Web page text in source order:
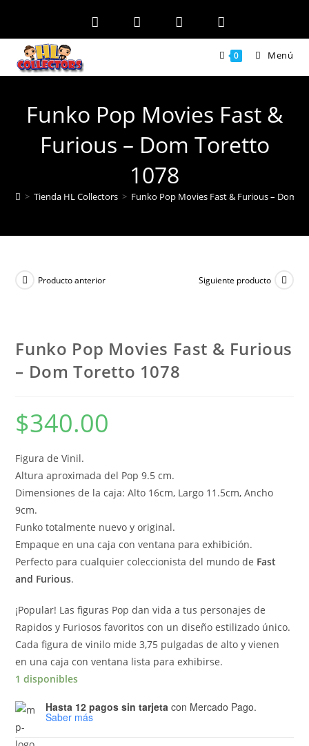
contenido
0 Menú
Funko Pop Movies Fast &
Furious – Dom Toretto
1078
> Tienda HL Collectors > Funko Pop Movies Fast & Furious – Dom
Producto anterior Siguiente producto
Funko Pop Movies Fast & Furious
– Dom Toretto 1078
$340.00
Figura de Vinil.
Altura aproximada del Pop 9.5 cm.
Dimensiones de la caja: Alto 16cm, Largo 11.5cm, Ancho
9cm.
Funko totalmente nuevo y original.
Empaque en una caja con ventana para exhibición.
Perfecto para cualquier coleccionista del mundo de Fast
and Furious.
¡Popular! Las figuras Pop dan vida a tus personajes de
Rapidos y Furiosos favoritos con un diseño estilizado único.
Cada figura de vinilo mide 3,75 pulgadas de alto y vienen
en una caja con ventana lista para exhibirse.
1 disponibles
Hasta 12 pagos sin tarjeta con Mercado Pago.
Saber más